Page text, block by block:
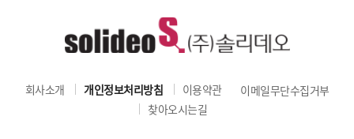
회사소개 개인정보처리방침 이용약관
이메일무단수집거부
찾아오시는길